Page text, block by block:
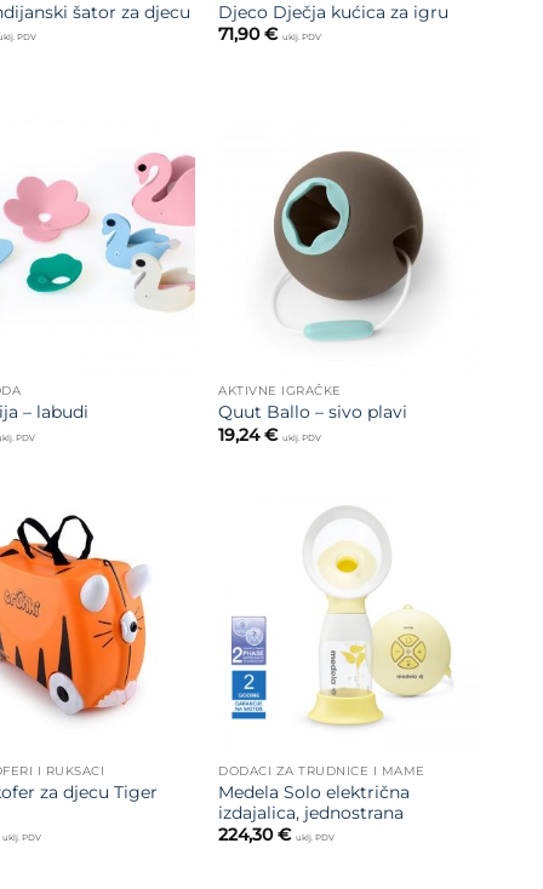
šator za djecu
PDV
Djeco Dječja kućica za igru
71,90€ uklj. PDV
Dodajte
na listu
želja
– labudi
PDV
na listu
želja
AKTIVNE IGRAČKE
Quut Ballo – sivo plavi
19,24€ uklj. PDV
na listu
želja
I RUKSACI
za djecu Tiger
uklj. PDV
DODACI ZA TRUDNICE I MAME
Medela Solo električna
izdajalica, jednostrana
224,30€ uklj. PDV